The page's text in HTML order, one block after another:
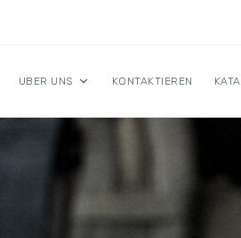
UBER UNS KONTAKTIEREN